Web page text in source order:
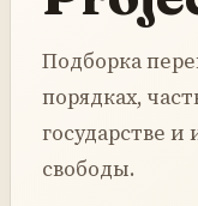
Подборка
порядках,
государстве
свободы.